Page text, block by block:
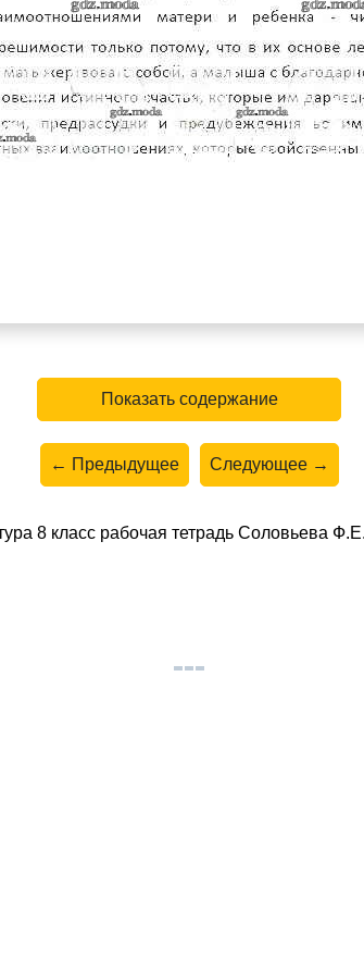
Показать содержание
← Предыдущее Следующее →
8 класс рабочая тетрадь Соловьева